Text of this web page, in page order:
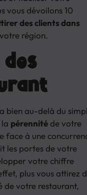
vous dévoilons 10
des clients dans
région.
bien au-delà du
pérennitéde votre
face à une
les portes de votre
votre chiffre
plus vous attirez
de votre restaurant,